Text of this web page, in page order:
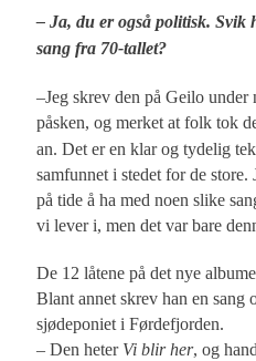
– Ja, du er også politisk. Svik
sang fra 70-tallet?
–Jeg skrev den på Geilo under
påsken, og merket at folk tok
an. Det er en klar og tydelig
samfunnet i stedet for de
på tide å ha med noen slike
vi lever i, men det var bare
De 12 låtene på det nye
Blant annet skrev han en sang
sjødeponiet i Førdefjorden.
– Den heter Vi blir her, og